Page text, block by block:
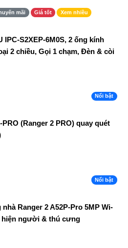
mãi Giá tốt
Xem nhiều
IPC-S2XEP-6M0S, 2 ống kính
2 chiều, Gọi 1 chạm, Đèn & còi
Nổi bật
(Ranger 2 PRO) quay quét
Nổi bật
Ranger 2 A52P-Pro 5MP Wi-
hiện người & thú cưng